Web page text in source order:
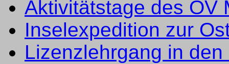
Aktivitätstage des OV
Inselexpedition zur
Lizenzlehrgang in den